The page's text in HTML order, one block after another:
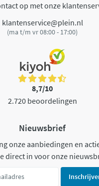
op met onze
klantenservice@plein.nl
(ma t/m vr 08:00 - 17:00)
8,7/10
2.720 beoordelingen
Nieuwsbrief
onze aanbiedingen en
direct in voor onze